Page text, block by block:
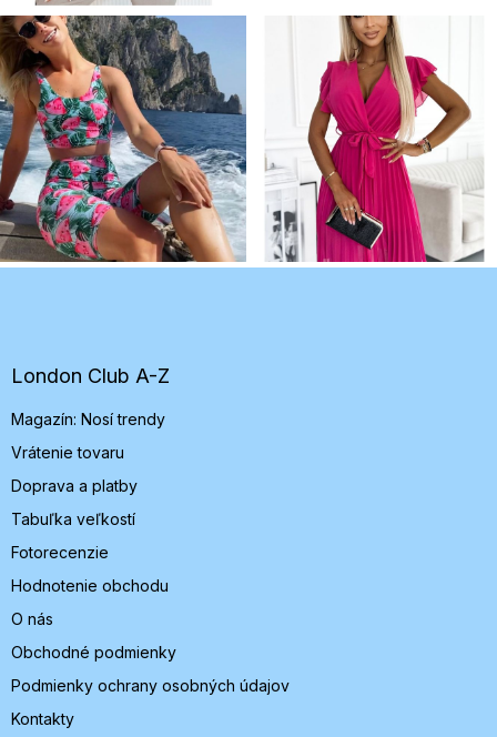
e
London Club A-Z
Magazín: Nosí trendy
Vrátenie tovaru
Doprava a platby
Tabuľka veľkostí
Fotorecenzie
Hodnotenie obchodu
O nás
Obchodné podmienky
Podmienky ochrany osobných údajov
Kontakty